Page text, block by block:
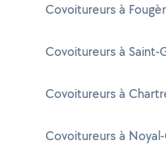
Covoitureurs à
Covoitureurs à Saint-
Covoitureurs à
Covoitureurs à